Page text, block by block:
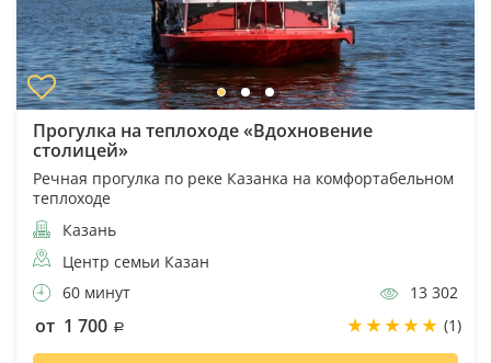
Прогулка на теплоходе «Вдохновение
столицей»
Речная прогулка по реке Казанка на комфортабельном
теплоходе
Казань
Центр семьи Казан
60 минут
13 302
от 1 700 (1)